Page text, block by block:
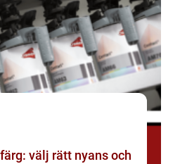
välj rätt nyans och